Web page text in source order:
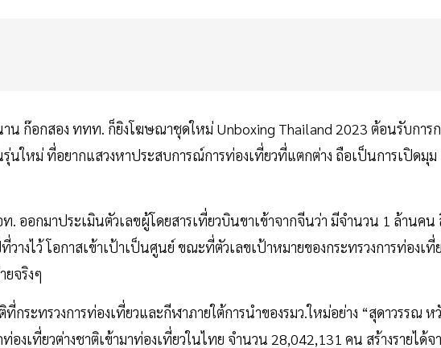
น ก๊อกสอง ททท. ก็ยิงโฆษณาชุดใหม่ Unboxing Thailand 2023 ต้อนรับการก
นใหม่ ที่อยากแสวงหาประสบการณ์การท่องเที่ยวที่แตกต่าง ถือเป็นการเปิดมุม
. ออกมาประเมินตัวเลขผู้โดยสารเที่ยวบินขาเข้าจากจีนว่า มีจำนวน 1 ล้านคน
งไว้ โอกาสเข้าเป้าเป็นศูนย์ ขณะที่ตัวเลขเป้าหมายของกระทรวงการท่องเที่
ยจริงๆ
ระทรวงการท่องเที่ยวและกีฬาภายใต้การนำของรมว.ใหม่อย่าง “สุดาวรรณ ห
งเที่ยวต่างชาติเข้ามาท่องเที่ยวในไทย จำนวน 28,042,131 คน สร้างรายได้จ